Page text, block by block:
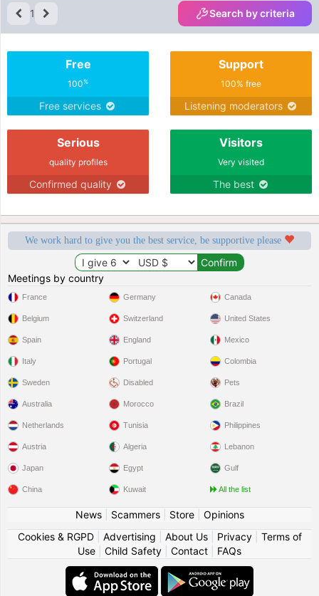
numéro chance ! Un resto, une
ballade, un théâtre, un ciné, une
que sais-je, pourvu que le plaisir soit
1 Search by criteria
Free
100%
Free services
Support
100% free
Listening moderators
Serious
quality profiles
Confirmed quality
Visitors
Very visited
The best
We work hard to give you the best service, be supportive please
Meetings by country
France
Belgium
Spain
Italy
Sweden
Germany
Switzerland
England
Portugal
Disabled
Canada
United States
Mexico
Colombia
Pets
Australia
Netherlands
Austria
Japan
China
Morocco
Tunisia
Algeria
Egypt
Kuwait
Brazil
Philippines
Lebanon
Gulf
All the list
News| Scammers| Store| Opinions
Cookies & RGPD| Advertising About Us| Privacy| Terms of
Use
Child Safety Contact FAQs